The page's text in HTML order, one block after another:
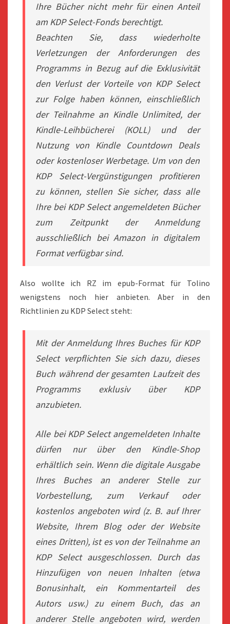
Ihre Bücher nicht mehr für einen Anteil
am KDP Select-Fonds berechtigt.
Beachten Sie, dass wiederholte
Verletzungen der Anforderungen des
Programms in Bezug auf die Exklusivität
den Verlust der Vorteile von KDP Select
zur Folge haben können, einschließlich
der Teilnahme an Kindle Unlimited, der
Kindle-Leihbücherei (KOLL) und der
Nutzung von Kindle Countdown Deals
oder kostenloser Werbetage. Um von den
KDP Select-Vergünstigungen profitieren
zu können, stellen Sie sicher, dass alle
Ihre bei KDP Select angemeldeten Bücher
zum Zeitpunkt der Anmeldung
ausschließlich bei Amazon in digitalem
Format verfügbar sind.
Also wollte ich RZ im epub-Format für Tolino
wenigstens noch hier anbieten. Aber in den
Richtlinien zu KDP Select steht:
Mit der Anmeldung Ihres Buches für KDP
Select verpflichten Sie sich dazu, dieses
Buch während der gesamten Laufzeit des
Programms exklusiv über KDP
anzubieten.
Alle bei KDP Select angemeldeten Inhalte
dürfen nur über den Kindle-Shop
erhältlich sein. Wenn die digitale Ausgabe
Ihres Buches an anderer Stelle zur
Vorbestellung, zum Verkauf oder
kostenlos angeboten wird (z. B. auf Ihrer
Website, Ihrem Blog oder der Website
eines Dritten), ist es von der Teilnahme an
KDP Select ausgeschlossen. Durch das
Hinzufügen von neuen Inhalten (etwa
Bonusinhalt, ein Kommentarteil des
Autors usw.) zu einem Buch, das an
anderer Stelle angeboten wird, werden